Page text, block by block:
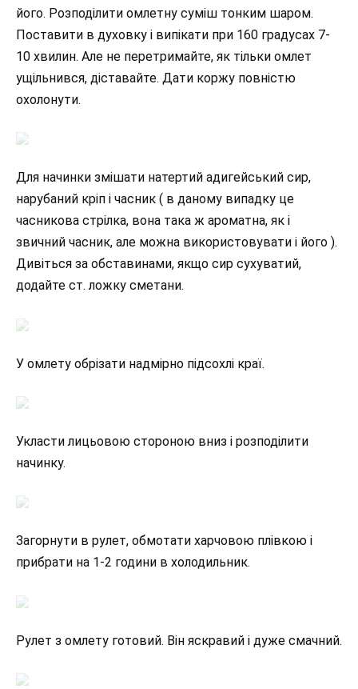
його. Розподілити омлетну суміш тонким шаром.
Поставити в духовку і випікати при 160 градусах 7-
10 хвилин. Але не перетримайте, як тільки омлет
ущільнився, діставайте. Дати коржу повністю
охолонути.
Для начинки змішати натертий адигейський сир,
нарубаний кріп і часник ( в даному випадку це
часникова стрілка, вона така ж ароматна, як і
звичний часник, але можна використовувати і його ).
Дивіться за обставинами, якщо сир сухуватий,
додайте ст. ложку сметани.
У омлету обрізати надмірно підсохлі краї.
Укласти лицьовою стороною вниз і розподілити
начинку.
Загорнути в рулет, обмотати харчовою плівкою і
прибрати на 1-2 години в холодильник.
Рулет з омлету готовий. Він яскравий і дуже смачний.